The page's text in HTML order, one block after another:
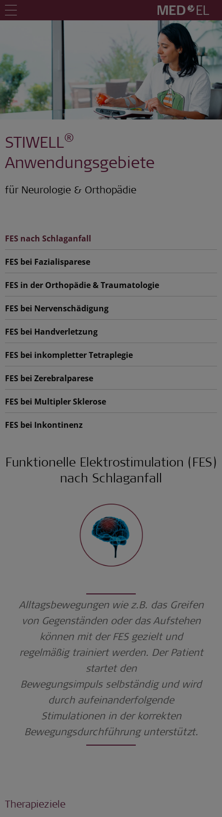
STIWELL®
Anwendungsgebiete
für Neurologie & Orthopädie
FES nach Schlaganfall
FES bei Fazialisparese
FES in der Orthopädie & Traumatologie
FES bei Nervenschädigung
FES bei Handverletzung
FES bei inkompletter Tetraplegie
FES bei Zerebralparese
FES bei Multipler Sklerose
FES bei Inkontinenz
Funktionelle Elektrostimulation (FES)
nach Schlaganfall
Alltagsbewegungen wie z.B. das Greifen
von Gegenständen oder das Aufstehen
können mit der FES gezielt und
regelmäßig trainiert werden. Der Patient
startet den
Bewegungsimpuls selbständig und wird
durch aufeinanderfolgende
Stimulationen in der korrekten
Bewegungsdurchführung unterstützt.
Therapieziele